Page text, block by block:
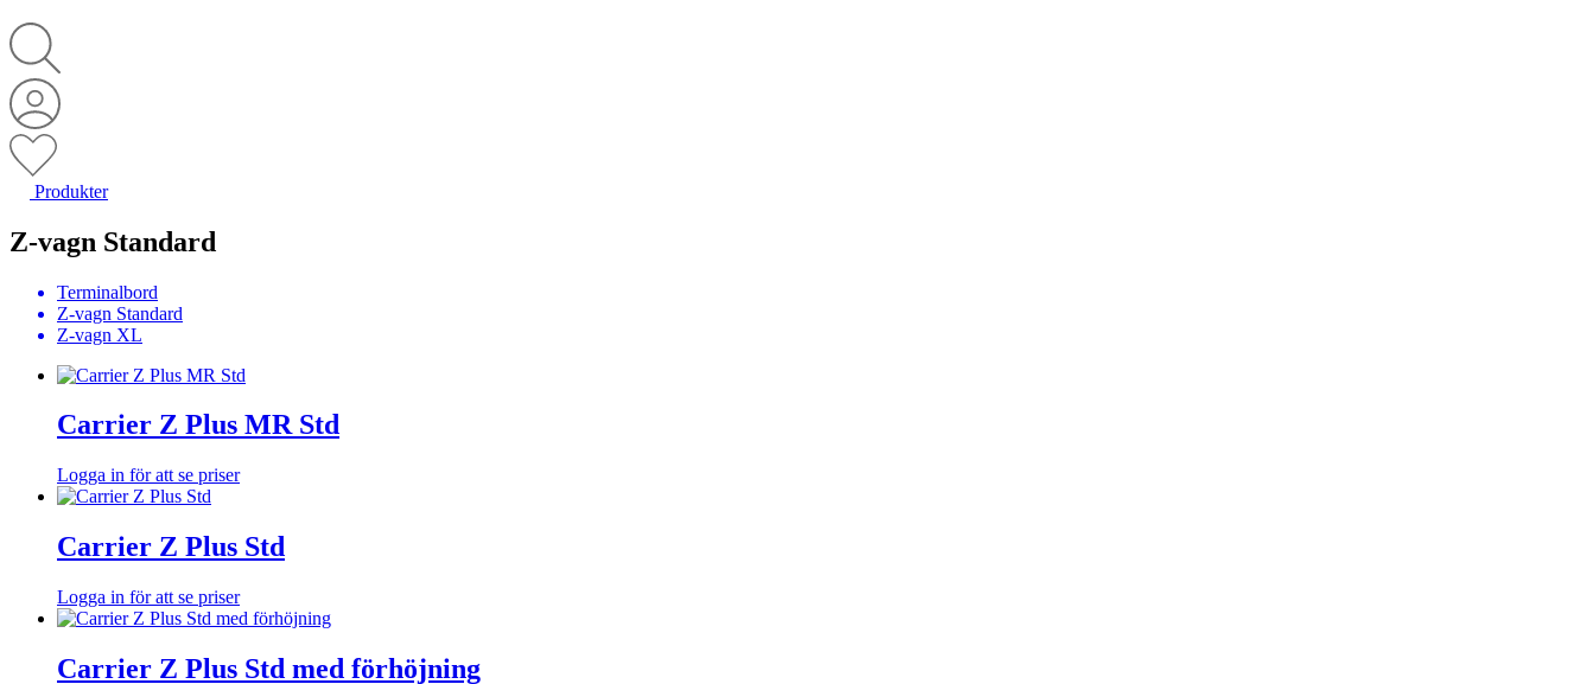
Produkter
Z-vagn Standard
Terminalbord
Z-vagn Standard
Z-vagn XL
Carrier Z Plus MR Std
Logga in för att se priser
Carrier Z Plus Std
Logga in för att se priser
Carrier Z Plus Std med förhöjning